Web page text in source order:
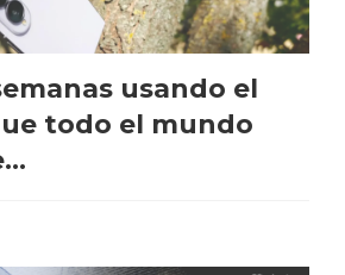
usando el
todo el mundo